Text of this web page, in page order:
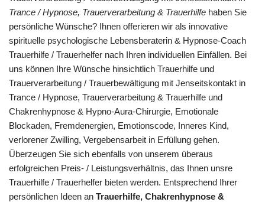
Trance / Hypnose, Trauerverarbeitung & Trauerhilfe haben Sie
persönliche Wünsche? Ihnen offerieren wir als innovative
spirituelle psychologische Lebensberaterin & Hypnose-Coach
Trauerhilfe / Trauerhelfer nach Ihren individuellen Einfällen. Bei
uns können Ihre Wünsche hinsichtlich Trauerhilfe und
Trauerverarbeitung / Trauerbewältigung mit Jenseitskontakt in
Trance / Hypnose, Trauerverarbeitung & Trauerhilfe und
Chakrenhypnose & Hypno-Aura-Chirurgie, Emotionale
Blockaden, Fremdenergien, Emotionscode, Inneres Kind,
verlorener Zwilling, Vergebensarbeit in Erfüllung gehen.
Überzeugen Sie sich ebenfalls von unserem überaus
erfolgreichen Preis- / Leistungsverhältnis, das Ihnen unsre
Trauerhilfe / Trauerhelfer bieten werden. Entsprechend Ihrer
persönlichen Ideen an Trauerhilfe, Chakrenhypnose &